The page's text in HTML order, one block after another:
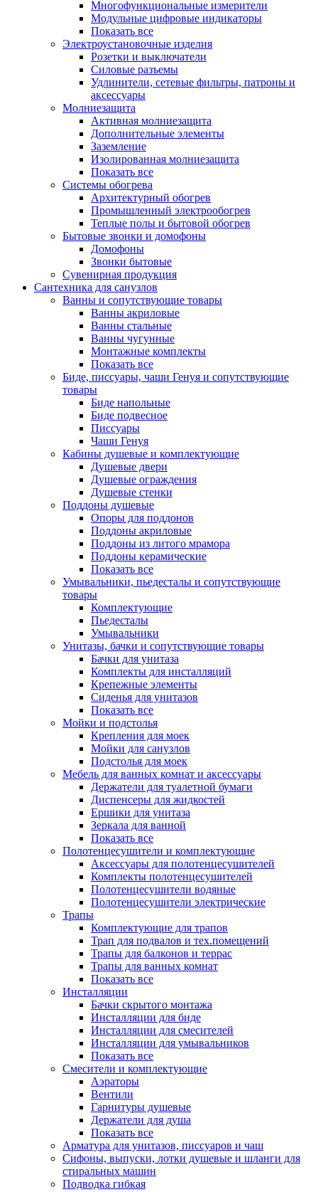
Многофункциональные измерители
Модульные цифровые индикаторы
Показать все
Электроустановочные изделия
Розетки и выключатели
Силовые разъемы
Удлинители, сетевые фильтры, патроны и
аксессуары
Молниезащита
Активная молниезащита
Дополнительные элементы
Заземление
Изолированная молниезащита
Показать все
Системы обогрева
Архитектурный обогрев
Промышленный электрообогрев
Теплые полы и бытовой обогрев
Бытовые звонки и домофоны
Домофоны
Звонки бытовые
Сувенирная продукция
Сантехника для санузлов
Ванны и сопутствующие товары
Ванны акриловые
Ванны стальные
Ванны чугунные
Монтажные комплекты
Показать все
Биде, писсуары, чаши Генуя и сопутствующие
товары
Биде напольные
Биде подвесное
Писсуары
Чаши Генуя
Кабины душевые и комплектующие
Душевые двери
Душевые ограждения
Душевые стенки
Поддоны душевые
Опоры для поддонов
Поддоны акриловые
Поддоны из литого мрамора
Поддоны керамические
Показать все
Умывальники, пьедесталы и сопутствующие
товары
Комплектующие
Пьедесталы
Умывальники
Унитазы, бачки и сопутствующие товары
Бачки для унитаза
Комплекты для инсталляций
Крепежные элементы
Сиденья для унитазов
Показать все
Мойки и подстолья
Крепления для моек
Мойки для санузлов
Подстолья для моек
Мебель для ванных комнат и аксессуары
Держатели для туалетной бумаги
Диспенсеры для жидкостей
Ершики для унитаза
Зеркала для ванной
Показать все
Полотенцесушители и комплектующие
Аксессуары для полотенцесушителей
Комплекты полотенцесушителей
Полотенцесушители водяные
Полотенцесушители электрические
Трапы
Комплектующие для трапов
Трап для подвалов и тех.помещений
Трапы для балконов и террас
Трапы для ванных комнат
Показать все
Инсталляции
Бачки скрытого монтажа
Инсталляции для биде
Инсталляции для смесителей
Инсталляции для умывальников
Показать все
Смесители и комплектующие
Аэраторы
Вентили
Гарнитуры душевые
Держатели для душа
Показать все
Арматура для унитазов, писсуаров и чаш
Сифоны, выпуски, лотки душевые и шланги для
стиральных машин
Подводка гибкая